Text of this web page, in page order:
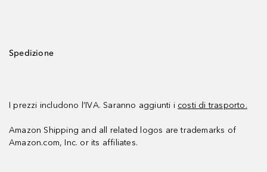
Spedizione
I prezzi includono l’IVA. Saranno aggiunti i costi di trasporto.
Amazon Shipping and all related logos are trademarks of
Amazon.com, Inc. or its affiliates.